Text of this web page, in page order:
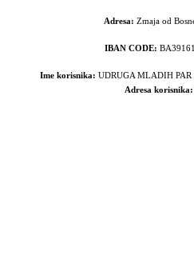
Adresa:Zmaja od
IBAN CODE:
Ime korisnika: UDRUGA MLADIH PAR
Adresa korisnika: